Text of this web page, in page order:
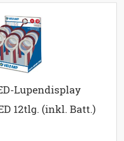
Lupendisplay
12tlg. (inkl. Batt.)